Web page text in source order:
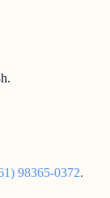
98365-0372.